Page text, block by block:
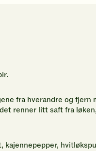
fra hverandre og fjern
renner litt saft fra
kajennepepper,